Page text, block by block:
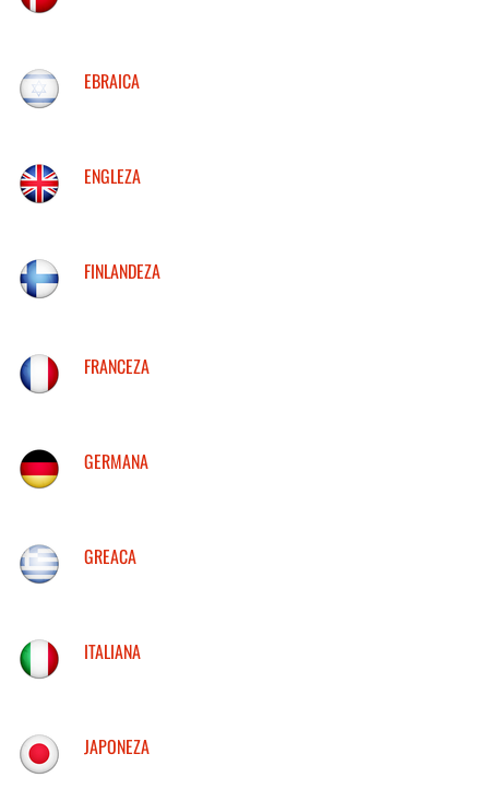
EBRAICA
ENGLEZA
FINLANDEZA
FRANCEZA
GERMANA
GREACA
ITALIANA
JAPONEZA